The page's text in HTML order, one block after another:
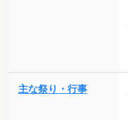
主な祭り・行事